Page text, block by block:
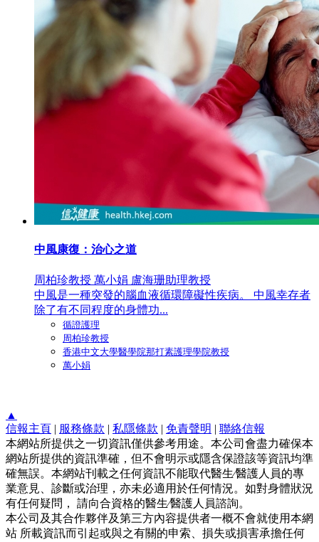
中風康復：治心之道
周柏珍教授 萬小娟 盧海珊助理教授
中風是一種突發的腦血液循環障礙性疾病。 中風幸存者
除了有不同程度的身體功...
循證護理
周柏珍教授
香港中文大學醫學院那打素護理學院教授
萬小娟
▲
信報主頁 | 服務條款 | 私隱條款 | 免責聲明 | 聯絡信報
本網站所提供之一切資訊僅供參考用途。本公司會盡力確保本
網站所提供的資訊準確，但不會明示或隱含保證該等資訊均準
確無誤。本網站刊載之任何資訊不能取代醫生∕醫護人員的專
業意見、診斷或治理，亦未必適用於任何情況。如對身體狀況
有任何疑問， 請向合資格的醫生∕醫護人員諮詢。
本公司及其合作夥伴及第三方內容提供者一概不會就使用本網
站 所載資訊而引起或與之有關的申索、損失或損害承擔任何